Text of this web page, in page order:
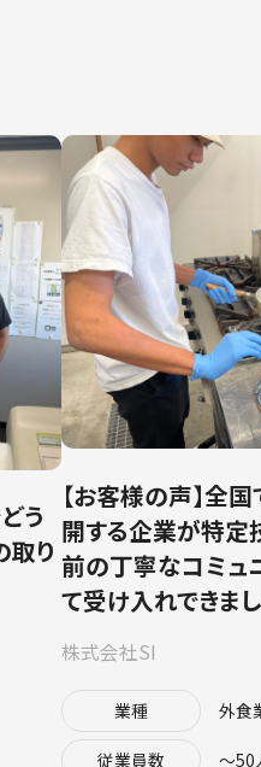
う
取り
【お客様の声】全
開する企業が特定
前の丁寧なコミュ
て受け入れできまし
株式会社SI
業種 外食
従業員数 〜50